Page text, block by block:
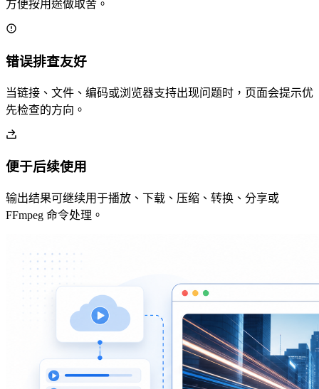
方便按用途做取舍。
错误排查友好
当链接、文件、编码或浏览器支持出现问题时，页面会提示优
先检查的方向。
便于后续使用
输出结果可继续用于播放、下载、压缩、转换、分享或
FFmpeg 命令处理。